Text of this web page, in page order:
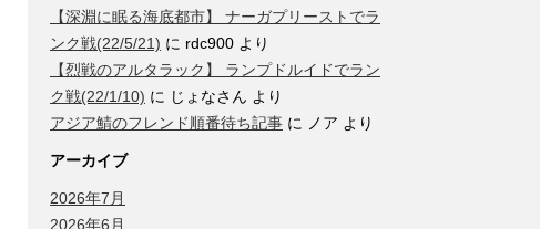
【深淵に眠る海底都市】 ナーガプリーストでラ
ンク戦(22/5/21) に rdc900 より
【烈戦のアルタラック】 ランプドルイドでラン
ク戦(22/1/10) に じょなさん より
アジア鯖のフレンド順番待ち記事 に ノア より
アーカイブ
2026年7月
2026年6月